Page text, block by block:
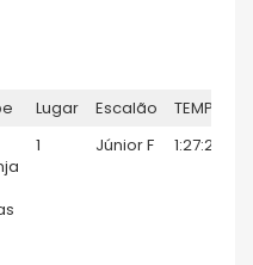
Lugar Escalão TEMPO
1 Júnior F 1:27:22